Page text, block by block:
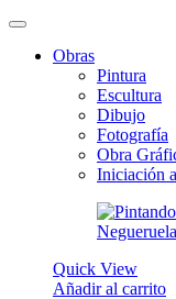
Obras
Pintura
Escultura
Dibujo
Fotografía
Obra
Iniciación
Quick View
Añadir al carrito